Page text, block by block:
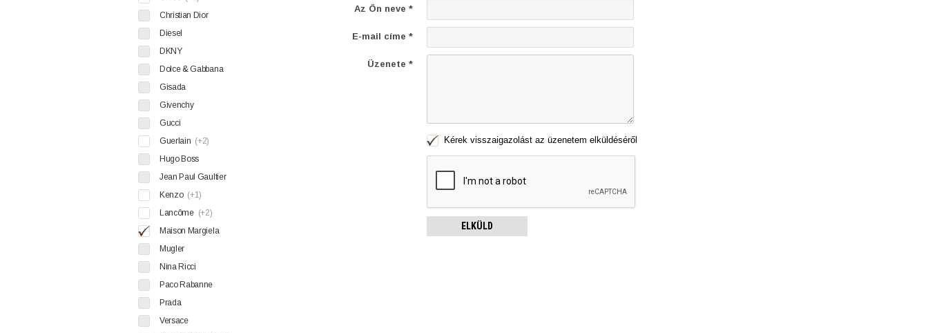
Christian Dior
Diesel
DKNY
Dolce & Gabbana
Gisada
Givenchy
Gucci
Guerlain (+2)
Hugo Boss
Jean Paul Gaultier
Kenzo (+1)
Lancôme (+2)
Maison Margiela
Mugler
Nina Ricci
Paco Rabanne
Prada
Versace
Az Ön neve *
E-mail címe *
Üzenete *
Kérek visszaigazolást az üzenetem elküldéséről
ELKÜLD